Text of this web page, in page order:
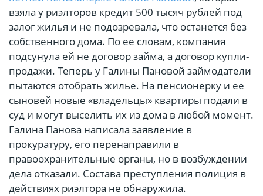
взяла у риэлторов кредит 500 тысяч рублей под
залог жилья и не подозревала, что останется без
собственного дома. По ее словам, компания
подсунула ей не договор займа, а договор купли-
продажи. Теперь у Галины Пановой займодатели
пытаются отобрать жилье. На пенсионерку и ее
сыновей новые «владельцы» квартиры подали в
суд и могут выселить их из дома в любой момент.
Галина Панова написала заявление в
прокуратуру, его перенаправили в
правоохранительные органы, но в возбуждении
дела отказали. Состава преступления полиция в
действиях риэлтора не обнаружила.